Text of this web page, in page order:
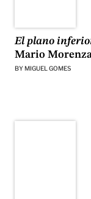
El plano
Mario
BY MIGUEL GOMES